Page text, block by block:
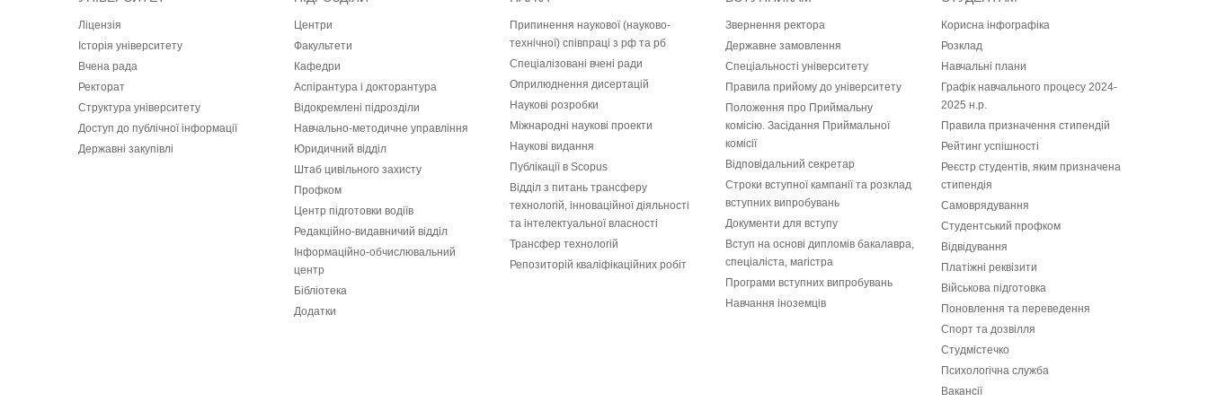
Ліцензія
Історія університету
Вчена рада
Ректорат
Структура університету
Доступ до публічної інформації
Державні закупівлі
Центри
Факультети
Кафедри
Аспірантура і докторантура
Відокремлені підрозділи
Навчально-методичне управління
Юридичний відділ
Штаб цивільного захисту
Профком
Центр підготовки водіїв
Редакційно-видавничий відділ
Інформаційно-обчислювальний
центр
Бібліотека
Додатки
Припинення наукової (науково-
технічної) співпраці з рф та рб
Спеціалізовані вчені ради
Оприлюднення дисертацій
Наукові розробки
Міжнародні наукові проекти
Наукові видання
Публікації в Scopus
Відділ з питань трансферу
технологій, інноваційної діяльності
та інтелектуальної власності
Трансфер технологій
Репозиторій кваліфікаційних робіт
Звернення ректора
Державне замовлення
Спеціальності університету
Правила прийому до університету
Положення про Приймальну
комісію. Засідання Приймальної
комісії
Відповідальний секретар
Строки вступної кампанії та розклад
вступних випробувань
Документи для вступу
Вступ на основі дипломів бакалавра,
спеціаліста, магістра
Програми вступних випробувань
Навчання іноземців
Корисна інфографіка
Розклад
Навчальні плани
Графiк навчального процесу 2024-
2025 н.р.
Правила призначення стипендій
Рейтинг успішності
Реєстр студентів, яким призначена
стипендія
Самоврядування
Студентський профком
Відвідування
Платіжні реквізити
Військова підготовка
Поновлення та переведення
Спорт та дозвілля
Студмістечко
Психологічна служба
Вакансії